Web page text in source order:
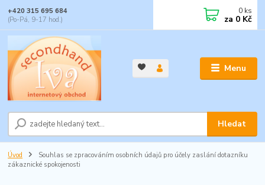
Menu
Hledat
+420 315 695 684
(Po-Pá, 9-17 hod.)
0 ks
za 0 Kč
Úvod
Souhlas se zpracováním osobních údajů pro účely zaslání dotazníku
zákaznické spokojenosti